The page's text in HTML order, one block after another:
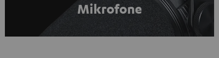
Mikrofone